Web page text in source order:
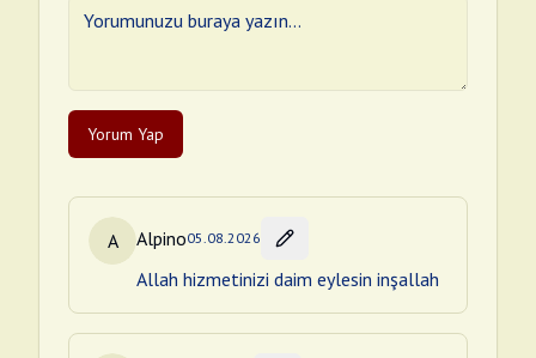
Yorum Yap
A Alpino05.08.2026
Allah hizmetinizi daim eylesin inşallah